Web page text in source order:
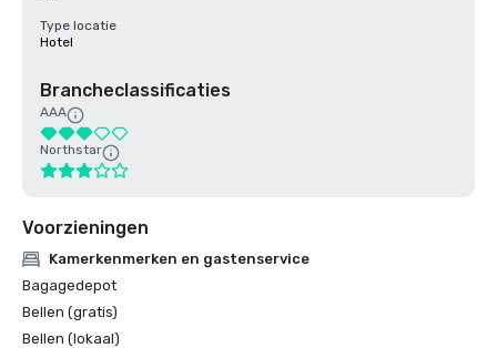
Type locatie
Hotel
Brancheclassificaties
AAA
Northstar
Voorzieningen
Kamerkenmerken en gastenservice
Bagagedepot
Bellen (gratis)
Bellen (lokaal)